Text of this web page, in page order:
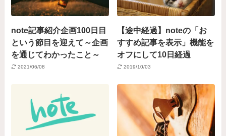
note記事紹介企画100日目
という節目を迎えて～企画
を通じてわかったこと～
2021/06/08
【途中経過】noteの「お
すすめ記事を表示」機能を
オフにして10日経過
2019/10/03